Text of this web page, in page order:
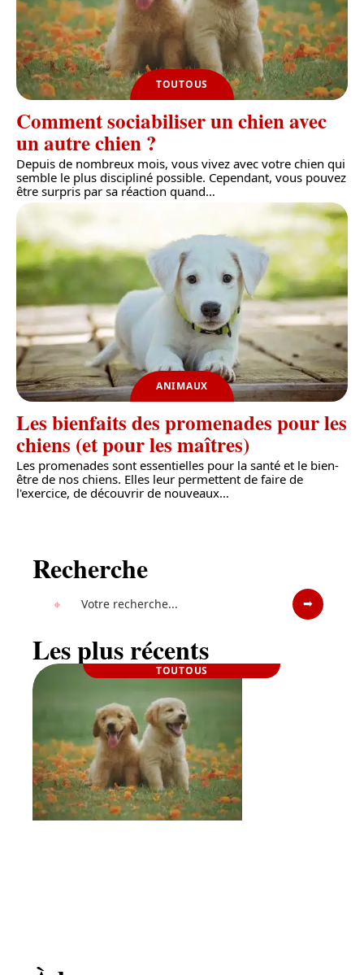
TOUTOUS
Comment sociabiliser un chien avec
un autre chien ?
Depuis de nombreux mois, vous vivez avec votre chien qui
semble le plus discipliné possible. Cependant, vous pouvez
être surpris par sa réaction quand…
ANIMAUX
Les bienfaits des promenades pour les
chiens (et pour les maîtres)
Les promenades sont essentielles pour la santé et le bien-
être de nos chiens. Elles leur permettent de faire de
l'exercice, de découvrir de nouveaux…
Recherche
Les plus récents
TOUTOUS